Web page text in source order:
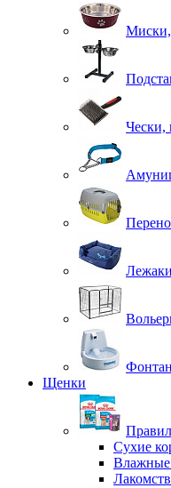
Миски,
Чески,
Лежаки
Щенки
Сухие
Влажные